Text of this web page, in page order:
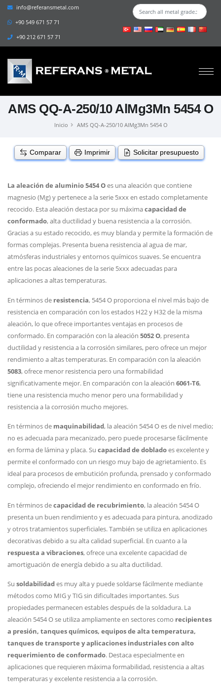
info@referansmetal.com
+90 549 671 57 71
+90 212 671 57 71
AMS QQ-A-250/10 AlMg3Mn 5454 O
Inicio AMS QQ-A-250/10 AlMg3Mn 5454 O
Comparar Imprimir Solicitar presupuesto
La aleación de aluminio 5454 Oes una aleación que contiene
magnesio (Mg) y pertenece a la serie 5xxx en estado completamente
recocido. Esta aleación destaca por su máximacapacidad de
conformado, alta ductilidad y buena resistencia a la corrosión.
Gracias a su estado recocido, es muy blanda y permite la formación de
formas complejas. Presenta buena resistencia al agua de mar,
atmósferas industriales y entornos químicos suaves. Se encuentra
entre las pocas aleaciones de la serie 5xxx adecuadas para
aplicaciones a altas temperaturas.
En términos de resistencia, 5454 O proporciona el nivel más bajo de
resistencia en comparación con los estados H22 y H32 de la misma
aleación, lo que ofrece importantes ventajas en procesos de
conformado. En comparación con la aleación 5052 O, presenta
ductilidad y resistencia a la corrosión similares, pero ofrece un mejor
rendimiento a altas temperaturas. En comparación con la aleación
5083, ofrece menor resistencia pero una formabilidad
significativamente mejor. En comparación con la aleación 6061-T6,
tiene una resistencia mucho menor pero una formabilidad y
resistencia a la corrosión mucho mejores.
En términos de maquinabilidad, la aleación 5454 O es de nivel medio;
no es adecuada para mecanizado, pero puede procesarse fácilmente
en forma de lámina y placa. Su capacidad de dobladoes excelente y
permite el conformado con un riesgo muy bajo de agrietamiento. Es
ideal para procesos de embutición profunda, prensado y conformado
complejo, ofreciendo el mejor rendimiento en conformado en frío.
En términos decapacidad de recubrimiento, la aleación 5454 O
presenta un buen rendimiento y es adecuada para pintura, anodizado
y otros tratamientos superficiales. También se utiliza en aplicaciones
decorativas debido a su alta calidad superficial. En cuanto a la
respuesta a vibraciones, ofrece una excelente capacidad de
amortiguación de energía debido a su alta ductilidad.
Su soldabilidades muy alta y puede soldarse fácilmente mediante
métodos como MIG y TIG sin dificultades importantes. Sus
propiedades permanecen estables después de la soldadura. La
aleación 5454 O se utiliza ampliamente en sectores como recipientes
a presión, tanques químicos, equipos de alta temperatura,
tanques de transporte y aplicaciones industriales con alto
requerimiento de conformado. Destaca especialmente en
aplicaciones que requieren máxima formabilidad, resistencia a altas
temperaturas y excelente resistencia a la corrosión.